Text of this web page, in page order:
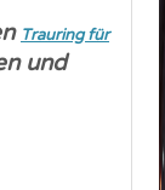
Trauring für
und